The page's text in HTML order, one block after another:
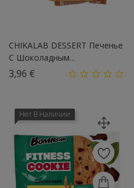
CHIKALAB DESSERT Печенье
С Шоколадным...
3,96 €
Нет В Наличии